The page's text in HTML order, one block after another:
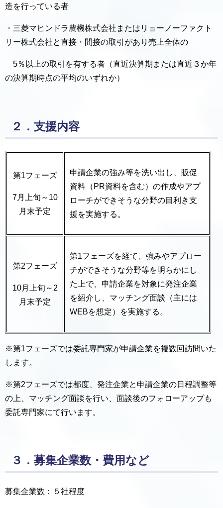
造を行っている者
・三菱マヒンドラ農機株式会社またはリョーノーファクト
リー株式会社と直接・間接の取引があり売上全体の
5％以上の取引を有する者（直近決算期または直近３か年
の決算期時点の平均のいずれか）
２．支援内容
第1フェーズ
7月上旬～10
月末予定
申請企業の強み等を洗い出し、販促
資料（PR資料を含む）の作成やアプ
ローチができそうな分野の目利き支
援を実施する。
第2フェーズ
10月上旬～2
月末予定
第1フェーズを経て、強みやアプロー
チができそうな分野等を明らかにし
た上で、申請企業を対象に発注企業
を紹介し、マッチング面談（主には
WEBを想定）を実施する。
※第1フェーズでは委託専門家が申請企業を複数回訪問いた
します。
※第2フェーズでは都度、発注企業と申請企業の日程調整等
の上、マッチング面談を行い、面談後のフォローアップも
委託専門家にて行います。
３．募集企業数・費用など
募集企業数：５社程度